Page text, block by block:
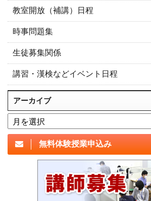
教室開放（補講）日程
時事問題集
生徒募集関係
講習・漢検などイベント日程
アーカイブ
アーカイブ
無料体験授業申込み